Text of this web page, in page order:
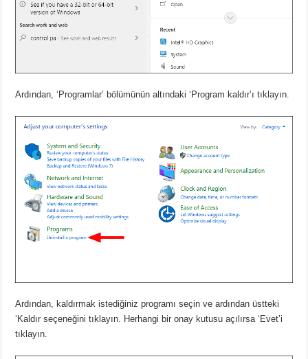
Ardından, ‘Programlar’ bölümünün altındaki ‘Program kaldır’ı tıklayın.
Ardından, kaldırmak istediğiniz programı seçin ve ardından üstteki
‘Kaldır seçeneğini tıklayın. Herhangi bir onay kutusu açılırsa ‘Evet’i
tıklayın.